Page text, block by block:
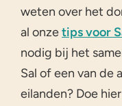
weten over het
al onzetips voor
nodig bij het
Sal of een van de
eilanden? Doe hier